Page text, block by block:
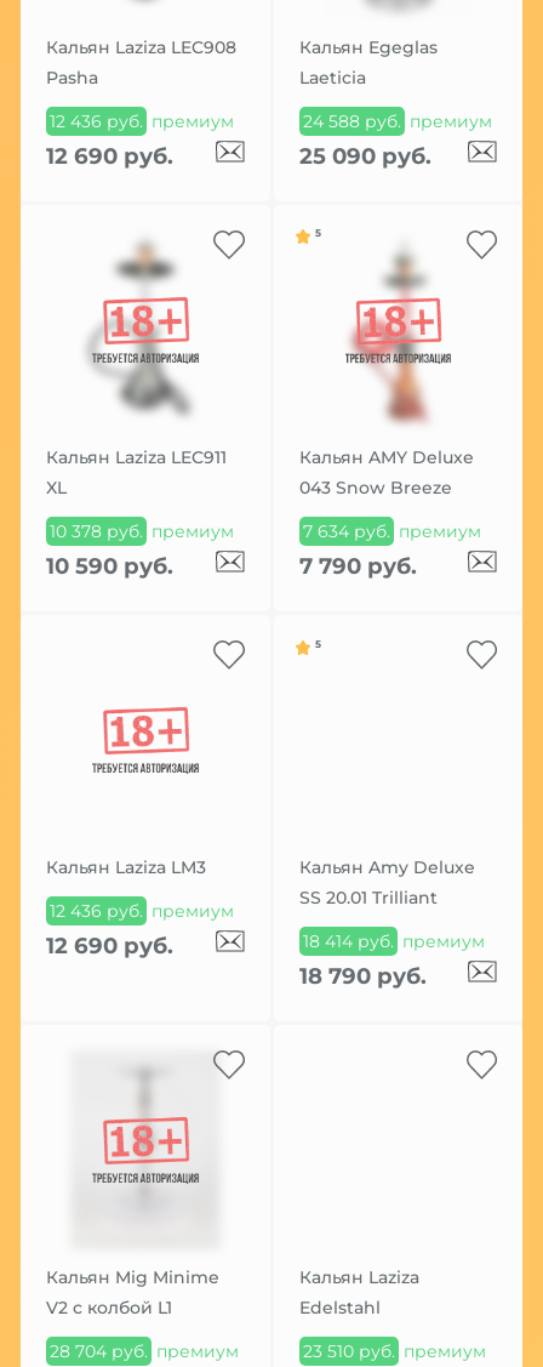
Кальян Laziza LEC908
Pasha
12 436 руб. премиум
12 690 руб.
Кальян Egeglas
Laeticia
24 588 руб. премиум
25 090 руб.
Кальян Laziza LEC911
XL
10 378 руб. премиум
10 590 руб.
5
Кальян AMY Deluxe
043 Snow Breeze
7 634 руб. премиум
7 790 руб.
Кальян Laziza LM3
12 436 руб. премиум
12 690 руб.
5
Кальян Amy Deluxe
SS 20.01 Trilliant
18 414 руб. премиум
18 790 руб.
Кальян Mig Minime
V2 с колбой L1
28 704 руб. премиум
Кальян Laziza
Edelstahl
23 510 руб. премиум